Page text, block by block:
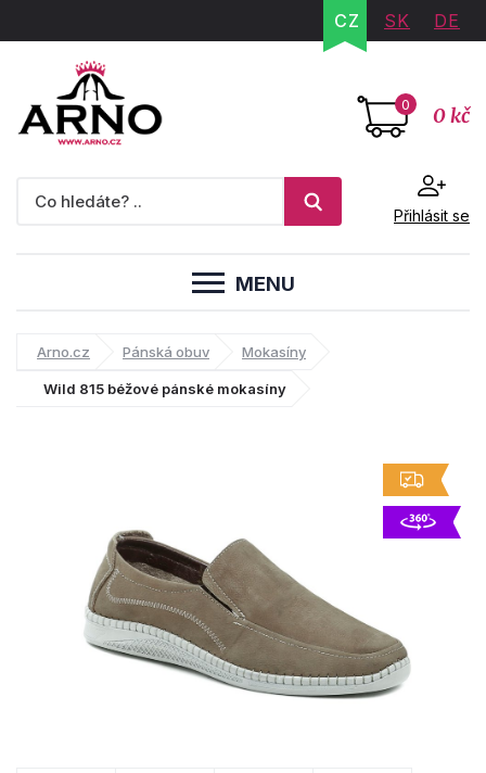
CZ SK DE
0 0 kč
Přihlásit se
MENU
Arno.cz Pánská obuv Mokasíny
Wild 815 béžové pánské mokasíny